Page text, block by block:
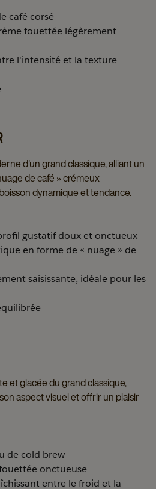
café corsé
fouettée légèrement
l'intensité et la texture
d'un grand classique, alliant un
de café » crémeux
dynamique et tendance.
gustatif doux et onctueux
en forme de « nuage » de
saisissante, idéale pour les
et glacée du grand classique,
aspect visuel et offrir un plaisir
de cold brew
onctueuse
entre le froid et la